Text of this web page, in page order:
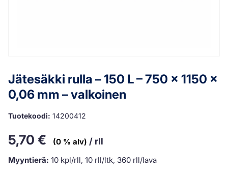
Jätesäkki rulla – 150 L – 750 x 1150 x
0,06 mm – valkoinen
Tuotekoodi: 14200412
5,70 € (0 % alv) / rll
Myyntierä: 10 kpl/rll, 10 rll/ltk, 360 rll/lava